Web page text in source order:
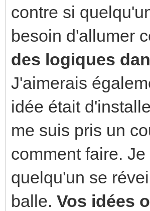
contre si
besoin d'allumer
des logiques
J'aimerais
idée était
me suis pris un
comment faire.
quelqu'un se
balle. Vos idées